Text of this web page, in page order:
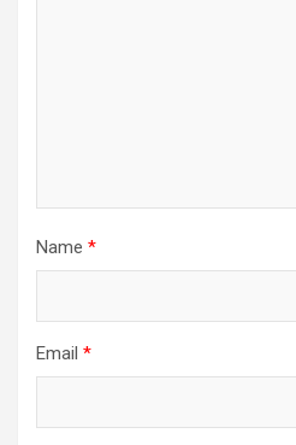
Name *
Email *